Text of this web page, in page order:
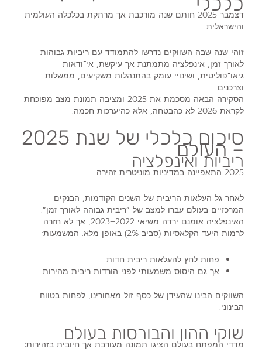
דצמבר 2025 חותם שנה מורכבת אך מרתקת בכלכלה העולמית
והישראלית.
זוהי שנה שבה השווקים נדרשו להתמודד עם ריביות גבוהות
לאורך זמן, אינפלציה מתמתנת אך עיקשת, אי־ודאות
גיאו־פוליטית, ושינויי עומק בהתנהלות משקיעים, ממשלות
וצרכנים.
הסקירה הבאה מסכמת את 2025 ומציבה תמונת מצב מפוכחת
לקראת 2026 לא כהבטחה, אלא כהיערכות חכמה.
סיכום כלכלי של שנת 2025 – העולם
ריביות ואינפלציה
2025 התאפיינה במדיניות מוניטרית זהירה.
לאחר גל העלאות הריבית של השנים הקודמות, הבנקים
המרכזיים בעולם עברו למצב של “ריבית גבוהה לאורך זמן”.
האינפלציה אומנם ירדה משיאי 2022–2023, אך לא חזרה
לרמות היעד הקלאסיות (סביב 2%) באופן מלא. המשמעות:
פחות לחץ להעלאות ריבית חדות
אך גם היסוס משמעותי לפני הורדות ריבית מהירות
השווקים הבינו שהעידן של כסף זול מאחורינו, לפחות בטווח
הבינוני.
שוקי ההון והבורסות בעולם
מדדי המפתח בעולם הציגו תמונה מעורבת אך חיובית בזהירות: